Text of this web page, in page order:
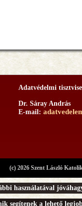
Adatvédelmi
Dr. Sáray András
E-mail:
(c) 2026 Szent László
használatával
segítenek a lehető